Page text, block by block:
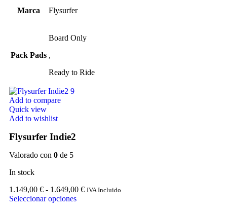
Marca Flysurfer
Pack Pads
Board Only
,
Ready to Ride
Add to compare
Quick view
Add to wishlist
Flysurfer Indie2
Valorado con 0 de 5
In stock
1.149,00 € - 1.649,00 € IVA Incluido
Seleccionar opciones